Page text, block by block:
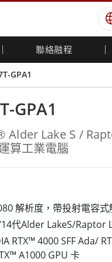
聯絡融程
國防等級強固
國防等級強固
國防等級超強
國防等級工業電
國防等級顯示
國防等級伺服器
地面控制站
船舶等級
船舶等級工業
船舶等級顯示器
船舶等級嵌入式
方案
船舶解決方
軍事國防解
綠能減碳解
金屬和採礦
專業認證／
GPA1
GPA1
Alder Lake S /
算工業電腦
解析度，帶投射電容
代Alder LakeS/Raptor
RTX™ 4000 SFF Ada/
A1000 GPU 卡